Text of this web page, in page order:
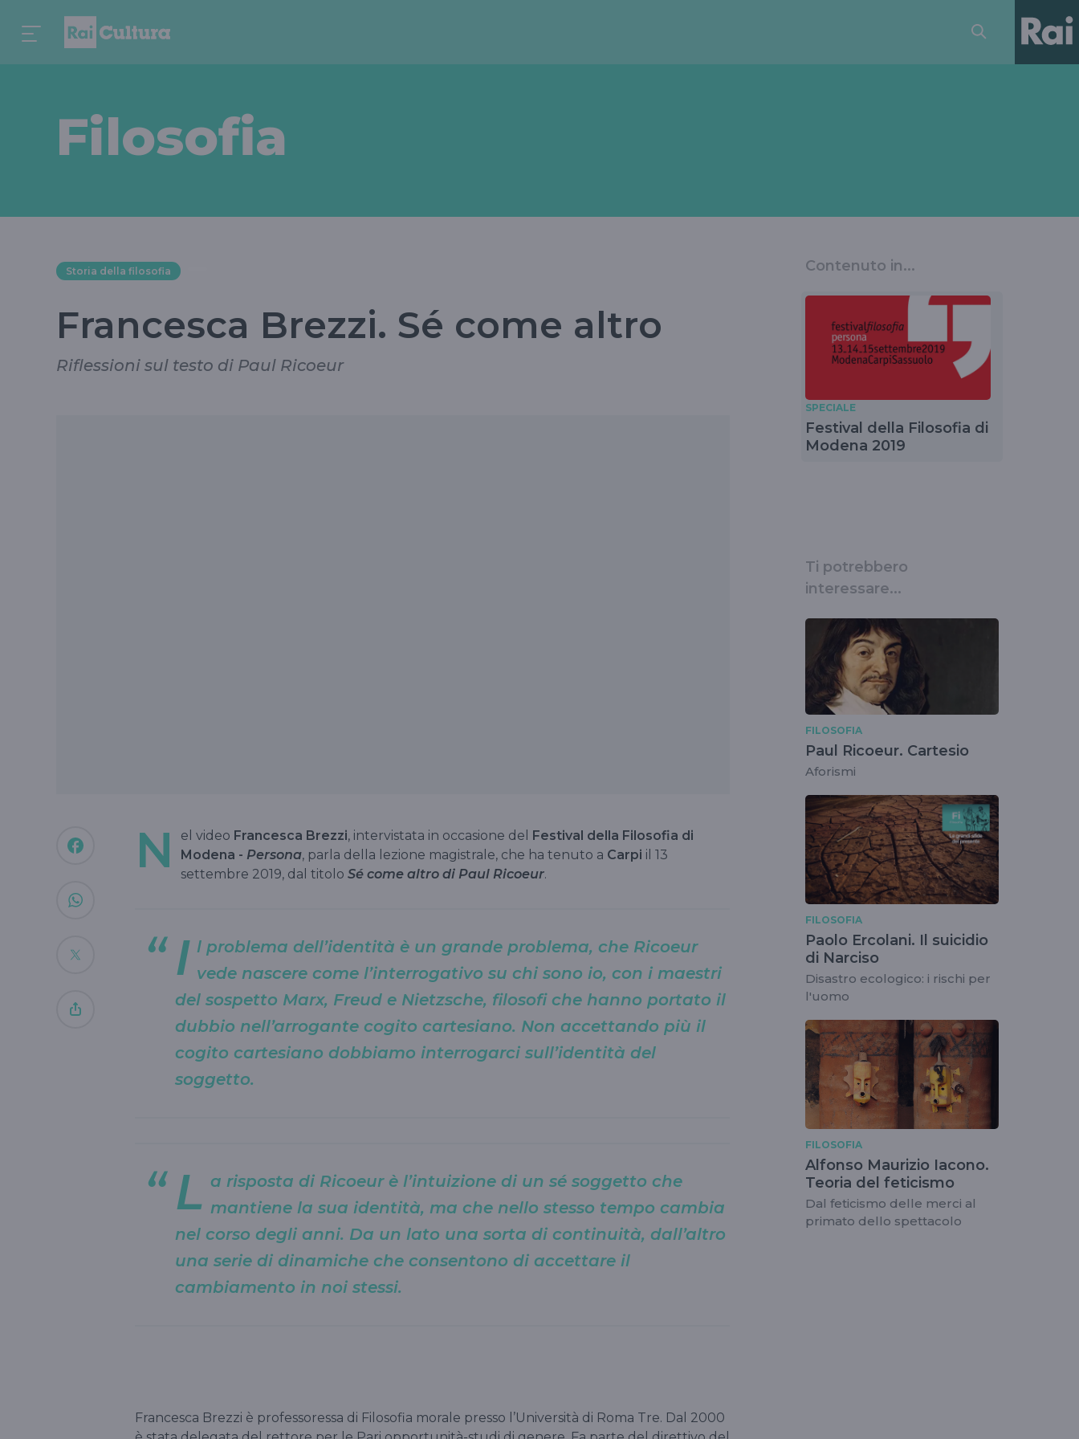
Filosofia
Storia della filosofia
Francesca Brezzi. Sé come altro
Riflessioni sul testo di Paul Ricoeur
N el video Francesca Brezzi, intervistata in occasione del Festival della Filosofia di
Modena - Persona, parla della lezione magistrale, che ha tenuto a Carpi il 13
settembre 2019, dal titolo Sé come altro di Paul Ricoeur.
I l problema dell’identità è un grande problema, che Ricoeur
vede nascere come l’interrogativo su chi sono io, con i maestri
del sospetto Marx, Freud e Nietzsche, filosofi che hanno portato il
dubbio nell’arrogante cogito cartesiano. Non accettando più il
cogito cartesiano dobbiamo interrogarci sull’identità del
soggetto.
L a risposta di Ricoeur è l’intuizione di un sé soggetto che
mantiene la sua identità, ma che nello stesso tempo cambia
nel corso degli anni. Da un lato una sorta di continuità, dall’altro
una serie di dinamiche che consentono di accettare il
cambiamento in noi stessi.
Francesca Brezzi è professoressa di Filosofia morale presso l’Università di Roma Tre. Dal 2000
Contenuto in...
SPECIALE
Festival della Filosofia di
Modena 2019
Ti potrebbero
interessare...
FILOSOFIA
Paul Ricoeur. Cartesio
Aforismi
FILOSOFIA
Paolo Ercolani. Il suicidio
di Narciso
Disastro ecologico: i rischi per
l'uomo
FILOSOFIA
Alfonso Maurizio Iacono.
Teoria del feticismo
Dal feticismo delle merci al
primato dello spettacolo